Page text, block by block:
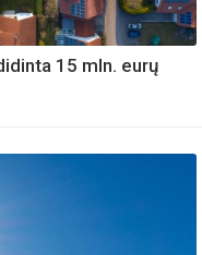
15 mln. eurų